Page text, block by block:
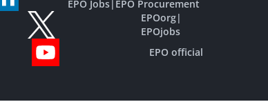
EPO Jobs| EPO Procurement
EPOorg|
EPOjobs
EPO official